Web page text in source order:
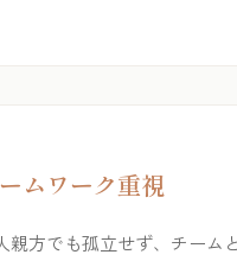
ムワーク重視
親方でも孤立せず、チーム